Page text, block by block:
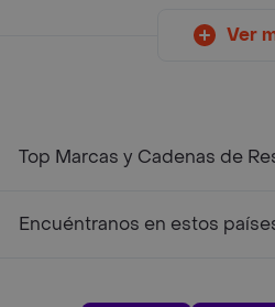
Ver
Top Marcas y Cadenas de
Encuéntranos en estos